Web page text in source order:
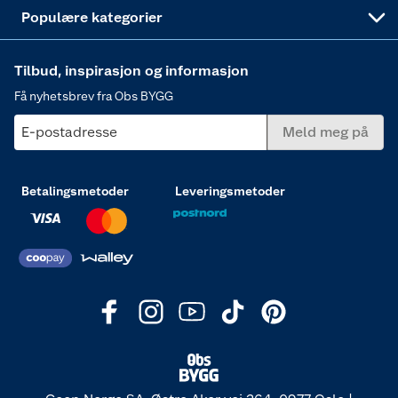
Populære kategorier
Tilbud, inspirasjon og informasjon
Få nyhetsbrev fra Obs BYGG
E-postadresse Meld meg på
Betalingsmetoder Leveringsmetoder